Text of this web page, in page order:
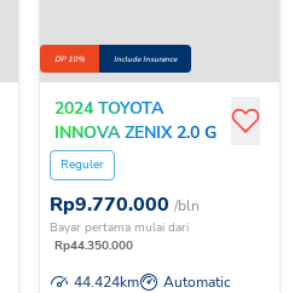
DP 10% Include Insurance
2024 TOYOTA
INNOVA ZENIX 2.0 G
HV CVT
Reguler
Rp9.770.000 /bln
Bayar pertama mulai dari
Rp44.350.000
44.424km Automatic